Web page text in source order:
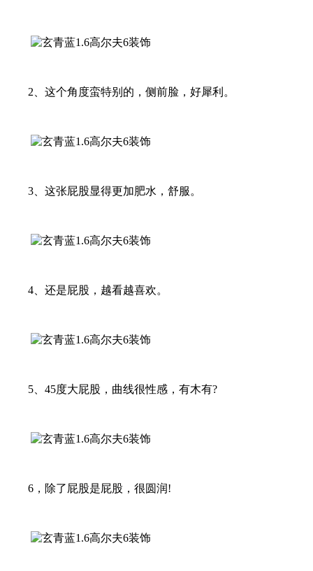
2、这个角度蛮特别的，侧前脸，好犀利。
3、这张屁股显得更加肥水，舒服。
4、还是屁股，越看越喜欢。
5、45度大屁股，曲线很性感，有木有?
6，除了屁股是屁股，很圆润!